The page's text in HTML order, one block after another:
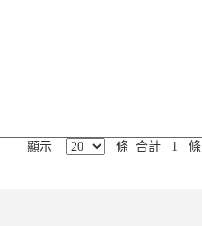
顯示 條 合計 1 條